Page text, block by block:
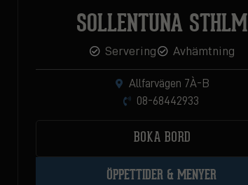
SOLLENTUNA STHLM
Servering Avhämtning
Allfarvägen 7À-B
08-68442933
BOKA BORD
ÖPPETTIDER & MENYER